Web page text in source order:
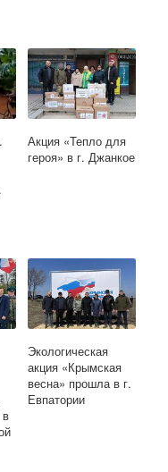
Акция «Тепло для
героя» в г. Джанкое
Экологическая
акция «Крымская
весна» прошла в г.
Евпатории